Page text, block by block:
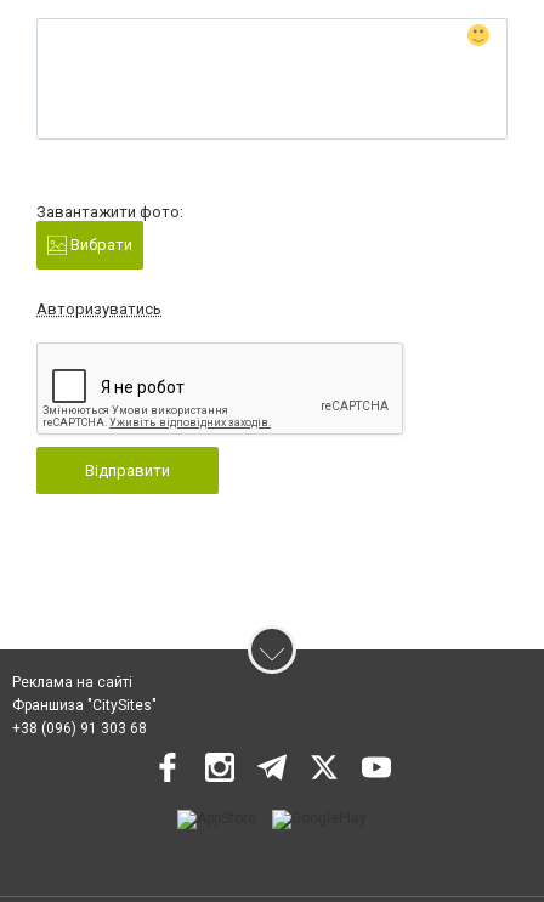
Завантажити фото:
Вибрати
Авторизуватись
Відправити
Реклама на сайті
Франшиза "CitySites"
+38 (096) 91 303 68